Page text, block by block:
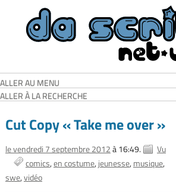
ALLER AU MENU
ALLER À LA RECHERCHE
Cut Copy « Take me over »
le vendredi 7 septembre 2012à 16:49.
Vu
comics en costume jeunesse musique
swe vidéo